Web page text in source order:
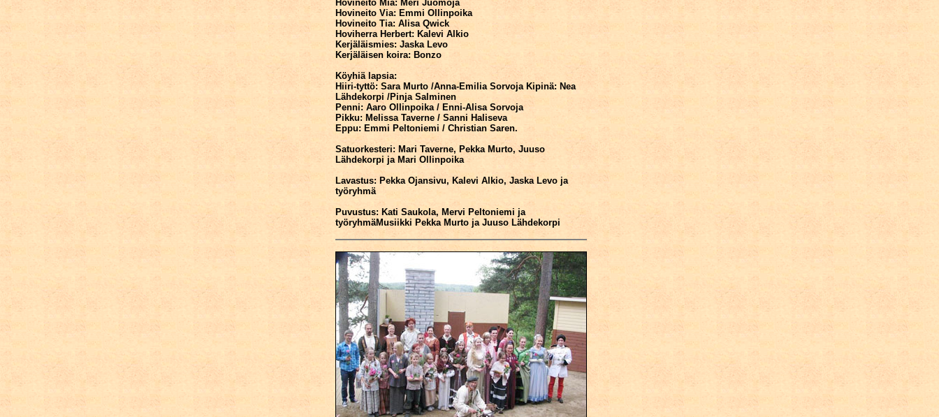
Hovineito Mia: Meri Juomoja
Hovineito Via: Emmi Ollinpoika
Hovineito Tia: Alisa Qwick
Hoviherra Herbert: Kalevi Alkio
Kerjäläismies: Jaska Levo
Kerjäläisen koira: Bonzo
Köyhiä lapsia:
Hiiri-tyttö: Sara Murto /Anna-Emilia Sorvoja Kipinä: Nea
Lähdekorpi /Pinja Salminen
Penni: Aaro Ollinpoika / Enni-Alisa Sorvoja
Pikku: Melissa Taverne / Sanni Haliseva
Eppu: Emmi Peltoniemi / Christian Saren.
Satuorkesteri: Mari Taverne, Pekka Murto, Juuso
Lähdekorpi ja Mari Ollinpoika
Lavastus: Pekka Ojansivu, Kalevi Alkio, Jaska Levo ja
työryhmä
Puvustus: Kati Saukola, Mervi Peltoniemi ja
työryhmäMusiikki Pekka Murto ja Juuso Lähdekorpi